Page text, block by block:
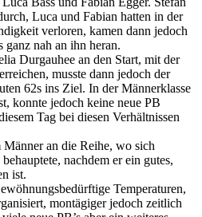
Luca und Fabian hatten in der
verloren, kamen dann jedoch
ganz nah an ihn heran.
Durgauhee an den Start, mit der
musste dann jedoch der
62s ins Ziel. In der Männerklasse
konnte jedoch keine neue PB
Tag bei diesen Verhältnissen
an die Reihe, wo sich
nachdem er ein gutes,
ist.
Temperaturen,
montägiger jedoch zeitlich